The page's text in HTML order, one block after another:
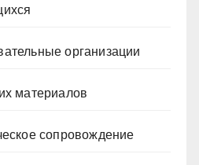
организации
материалов
сопровождение